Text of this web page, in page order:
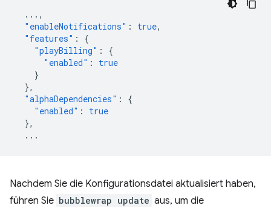
... ,
"enableNotifications" : true,
"features" :
{
"playBilling" :
{
"enabled" :
true
}
},
"alphaDependencies" :
{
"enabled" :
true
},
...
Nachdem Sie die Konfigurationsdatei aktualisiert haben,
führen Sie bubblewrap update aus, um die